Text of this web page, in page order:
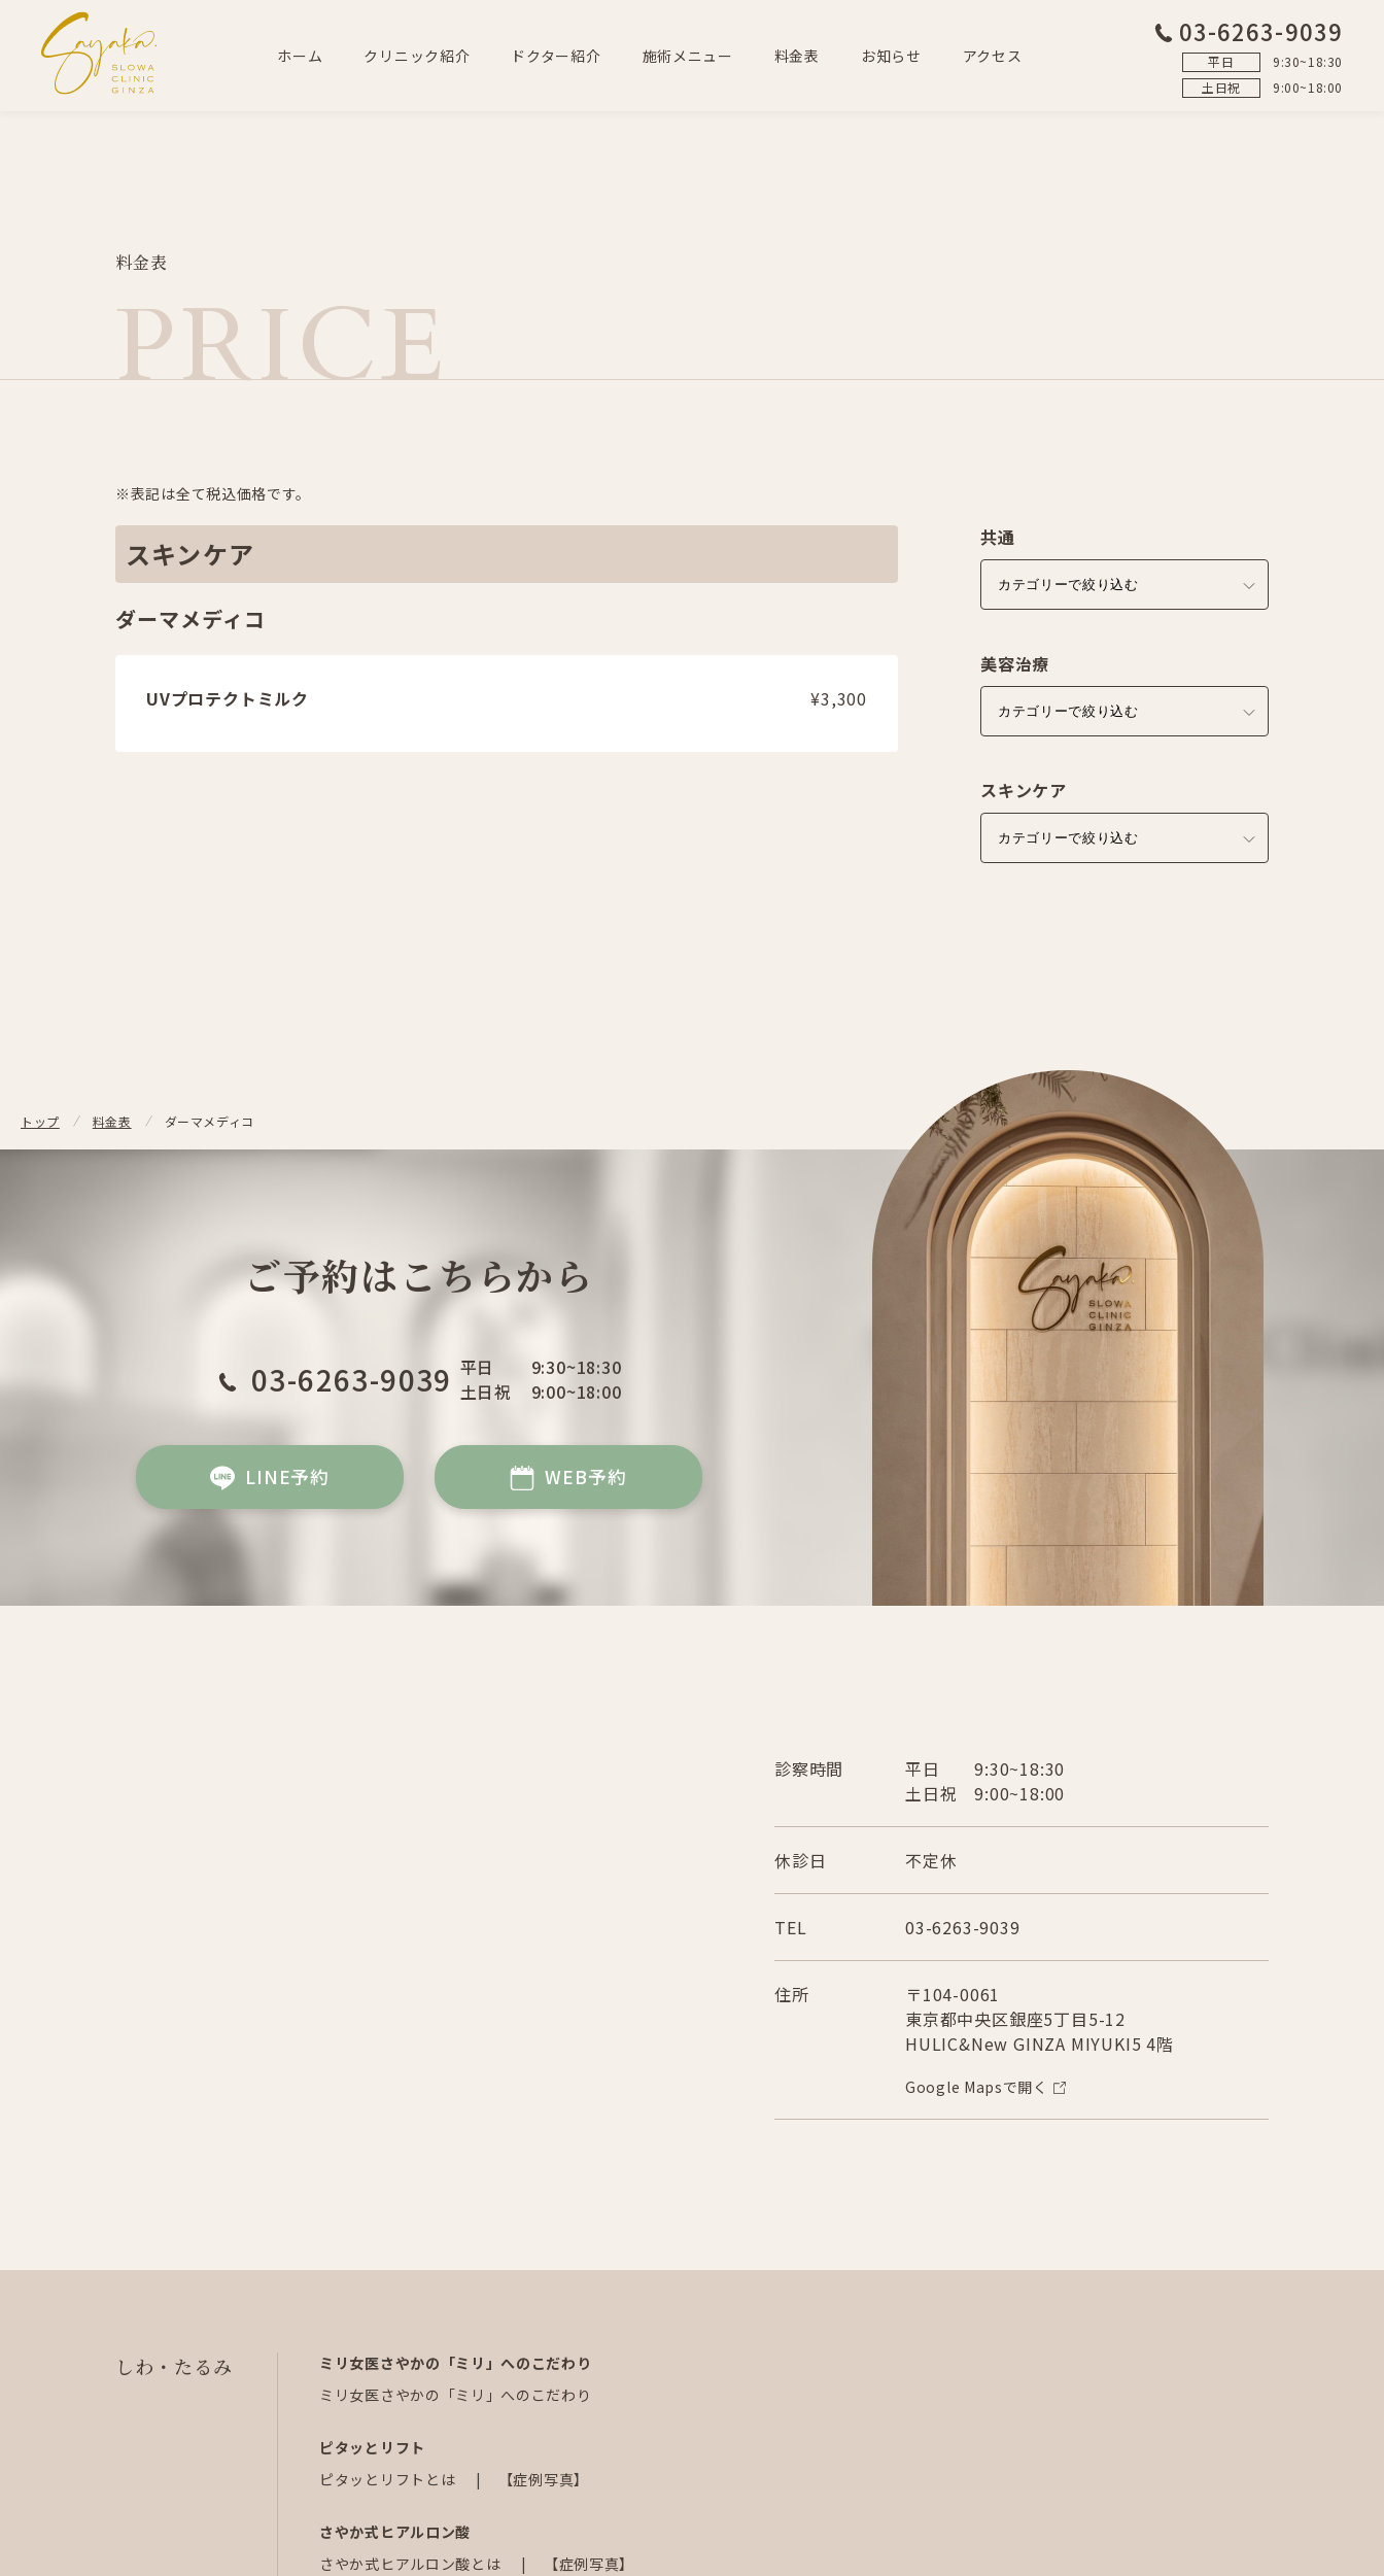
ホーム クリニック紹介 ドクター紹介 施術メニュー 料金表 お知らせ アクセス
03-6263-9039
平日
9:30~18:30
土日祝
9:00~18:00
料金表
PRICE
※表記は全て税込価格です。
スキンケア
ダーマメディコ
UVプロテクトミルク ¥3,300
共通
美容治療
スキンケア
トップ 料金表 ダーマメディコ
ご予約はこちらから
03-6263-9039 平日
9:30~18:30
土日祝
9:00~18:00
LINE予約 WEB予約
診察時間
平日 9:30~18:30
土日祝 9:00~18:00
休診日 不定休
TEL 03-6263-9039
住所
〒104-0061
東京都中央区銀座5丁目5-12
HULIC&New GINZA MIYUKI5 4階
Google Mapsで開く
しわ・たるみ
ミリ女医さやかの「ミリ」へのこだわり
ミリ女医さやかの「ミリ」へのこだわり
ピタッとリフト
ピタッとリフトとは
【症例写真】
さやか式ヒアルロン酸
さやか式ヒアルロン酸とは
【症例写真】